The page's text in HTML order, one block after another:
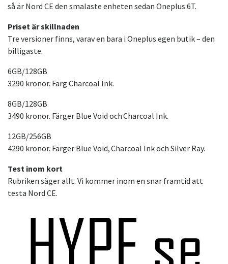
så är Nord CE den smalaste enheten sedan Oneplus 6T.
Priset är skillnaden
Tre versioner finns, varav en bara i Oneplus egen butik – den
billigaste.
6GB/128GB
3290 kronor. Färg Charcoal Ink.
8GB/128GB
3490 kronor. Färger Blue Void och Charcoal Ink.
12GB/256GB
4290 kronor. Färger Blue Void, Charcoal Ink och Silver Ray.
Test inom kort
Rubriken säger allt. Vi kommer inom en snar framtid att
testa Nord CE.